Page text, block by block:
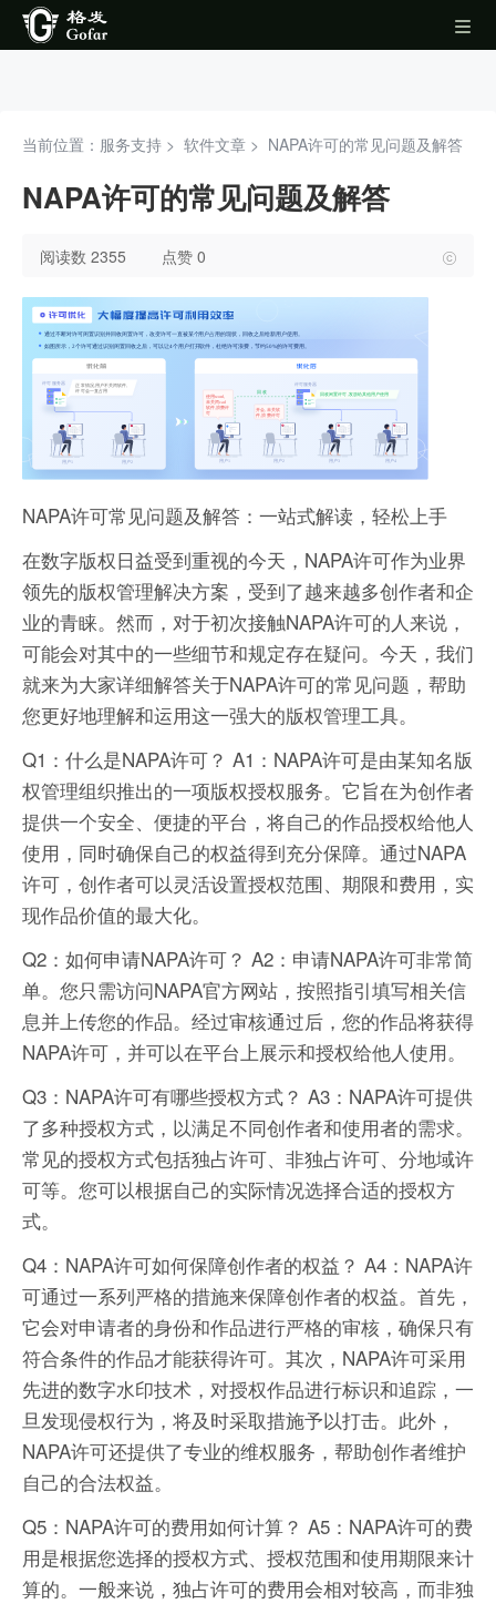
当前位置：服务支持 > 软件文章 > NAPA许可的常见问题及解答
NAPA许可的常见问题及解答
阅读数 2355 点赞 0
NAPA许可常见问题及解答：一站式解读，轻松上手
在数字版权日益受到重视的今天，NAPA许可作为业界
领先的版权管理解决方案，受到了越来越多创作者和企
业的青睐。然而，对于初次接触NAPA许可的人来说，
可能会对其中的一些细节和规定存在疑问。今天，我们
就来为大家详细解答关于NAPA许可的常见问题，帮助
您更好地理解和运用这一强大的版权管理工具。
Q1：什么是NAPA许可？ A1：NAPA许可是由某知名版
权管理组织推出的一项版权授权服务。它旨在为创作者
提供一个安全、便捷的平台，将自己的作品授权给他人
使用，同时确保自己的权益得到充分保障。通过NAPA
许可，创作者可以灵活设置授权范围、期限和费用，实
现作品价值的最大化。
Q2：如何申请NAPA许可？ A2：申请NAPA许可非常简
单。您只需访问NAPA官方网站，按照指引填写相关信
息并上传您的作品。经过审核通过后，您的作品将获得
NAPA许可，并可以在平台上展示和授权给他人使用。
Q3：NAPA许可有哪些授权方式？ A3：NAPA许可提供
了多种授权方式，以满足不同创作者和使用者的需求。
常见的授权方式包括独占许可、非独占许可、分地域许
可等。您可以根据自己的实际情况选择合适的授权方
式。
Q4：NAPA许可如何保障创作者的权益？ A4：NAPA许
可通过一系列严格的措施来保障创作者的权益。首先，
它会对申请者的身份和作品进行严格的审核，确保只有
符合条件的作品才能获得许可。其次，NAPA许可采用
先进的数字水印技术，对授权作品进行标识和追踪，一
旦发现侵权行为，将及时采取措施予以打击。此外，
NAPA许可还提供了专业的维权服务，帮助创作者维护
自己的合法权益。
Q5：NAPA许可的费用如何计算？ A5：NAPA许可的费
用是根据您选择的授权方式、授权范围和使用期限来计
算的。一般来说，独占许可的费用会相对较高，而非独